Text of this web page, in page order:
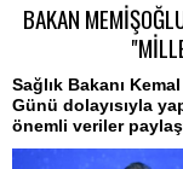
BAKAN
Sağlık Bakanı
Günü dolayısıyla
önemli veriler